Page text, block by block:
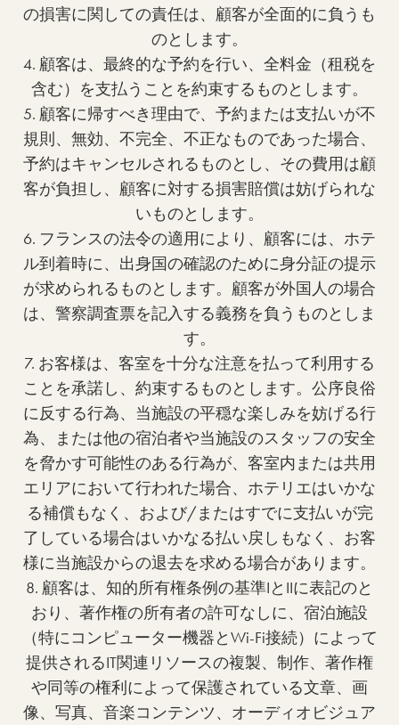
の損害に関しての責任は、顧客が全面的に負うも
のとします。
4. 顧客は、最終的な予約を行い、全料金（租税を
含む）を支払うことを約束するものとします。
5. 顧客に帰すべき理由で、予約または支払いが不
規則、無効、不完全、不正なものであった場合、
予約はキャンセルされるものとし、その費用は顧
客が負担し、顧客に対する損害賠償は妨げられな
いものとします。
6. フランスの法令の適用により、顧客には、ホテ
ル到着時に、出身国の確認のために身分証の提示
が求められるものとします。顧客が外国人の場合
は、警察調査票を記入する義務を負うものとしま
す。
7. お客様は、客室を十分な注意を払って利用する
ことを承諾し、約束するものとします。公序良俗
に反する行為、当施設の平穏な楽しみを妨げる行
為、または他の宿泊者や当施設のスタッフの安全
を脅かす可能性のある行為が、客室内または共用
エリアにおいて行われた場合、ホテリエはいかな
る補償もなく、および/またはすでに支払いが完
了している場合はいかなる払い戻しもなく、お客
様に当施設からの退去を求める場合があります。
8. 顧客は、知的所有権条例の基準IとIIに表記のと
おり、著作権の所有者の許可なしに、宿泊施設
（特にコンピューター機器とWi-Fi接続）によって
提供されるIT関連リソースの複製、制作、著作権
や同等の権利によって保護されている文章、画
像、写真、音楽コンテンツ、オーディオビジュア